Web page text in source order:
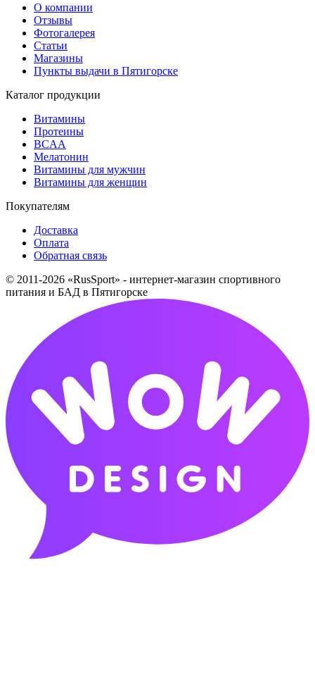
О компании
Отзывы
Фотогалерея
Статьи
Магазины
Пункты выдачи в Пятигорске
Каталог продукции
Витамины
Протеины
BCAA
Мелатонин
Витамины для мужчин
Витамины для женщин
Покупателям
Доставка
Оплата
Обратная связь
© 2011-2026 «RusSport» - интернет-магазин спортивного
питания и БАД в Пятигорске